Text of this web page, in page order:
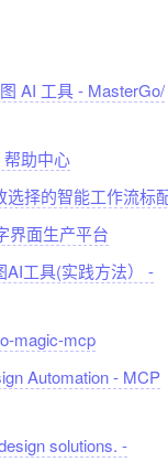
AI 工具 - MasterGo/
助中心
择的智能工作流标
界面生产平台
AI工具(实践方法） -
magic-mcp
Automation - MCP
solutions. -